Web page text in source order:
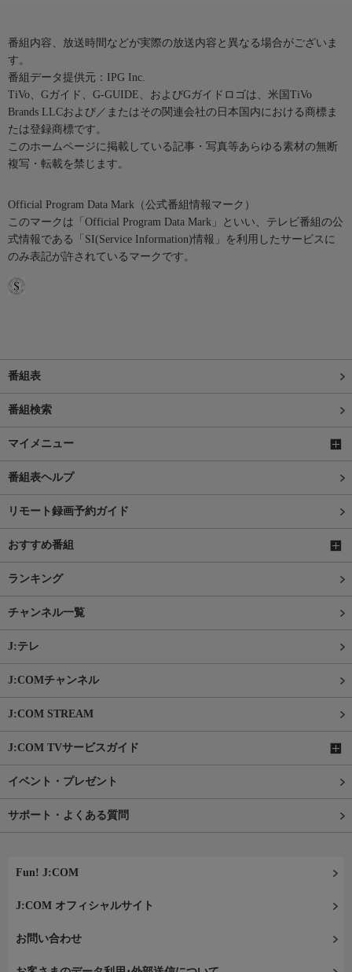
番組内容、放送時間などが実際の放送内容と異なる場合がございま
す。
番組データ提供元：IPG Inc.
TiVo、Gガイド、G-GUIDE、およびGガイドロゴは、米国TiVo
Brands LLCおよび／またはその関連会社の日本国内における商標ま
たは登録商標です。
このホームページに掲載している記事・写真等あらゆる素材の無断
複写・転載を禁じます。
Official Program Data Mark（公式番組情報マーク）
このマークは「Official Program Data Mark」といい、テレビ番組の公
式情報である「SI(Service Information)情報」を利用したサービスに
のみ表記が許されているマークです。
番組表
番組検索
マイメニュー
番組表ヘルプ
リモート録画予約ガイド
おすすめ番組
ランキング
チャンネル一覧
J:テレ
J:COMチャンネル
J:COM STREAM
J:COM TVサービスガイド
イベント・プレゼント
サポート・よくある質問
Fun! J:COM
J:COM オフィシャルサイト
お問い合わせ